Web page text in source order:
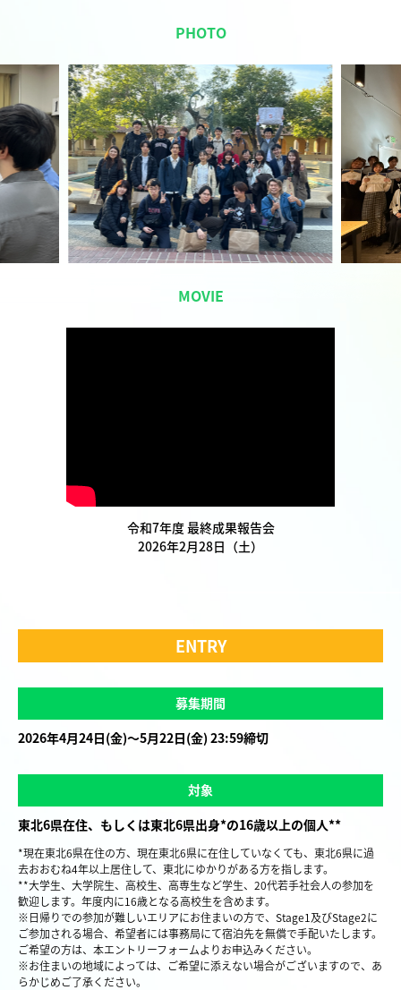
PHOTO
MOVIE
令和7年度 最終成果報告会
2026年2月28日（土）
ENTRY
募集期間
2026年4月24日(金)～5月22日(金) 23:59締切
対象
東北6県在住、もしくは東北6県出身*の16歳以上の個人**
*現在東北6県在住の⽅、現在東北6県に在住していなくても、東北6県に過
去おおむね4年以上居住して、東北にゆかりがある⽅を指します。
**⼤学⽣、⼤学院⽣、⾼校⽣、⾼専⽣など学⽣、20代若⼿社会⼈の参加を
歓迎します。年度内に16歳となる⾼校⽣を含めます。
※日帰りでの参加が難しいエリアにお住まいの方で、Stage1及びStage2に
ご参加される場合、希望者には事務局にて宿泊先を無償で手配いたします。
ご希望の方は、本エントリーフォームよりお申込みください。
※お住まいの地域によっては、ご希望に添えない場合がございますので、あ
らかじめご了承ください。